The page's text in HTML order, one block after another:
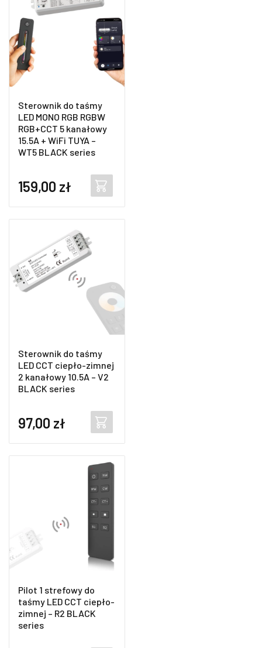
Sterownik do taśmy
LED MONO RGB RGBW
RGB+CCT 5 kanałowy
15.5A + WiFi TUYA –
WT5 BLACK series
159,00 zł
Sterownik do taśmy
LED CCT ciepło-zimnej
2 kanałowy 10.5A – V2
BLACK series
97,00 zł
Pilot 1 strefowy do
taśmy LED CCT ciepło-
zimnej – R2 BLACK
series